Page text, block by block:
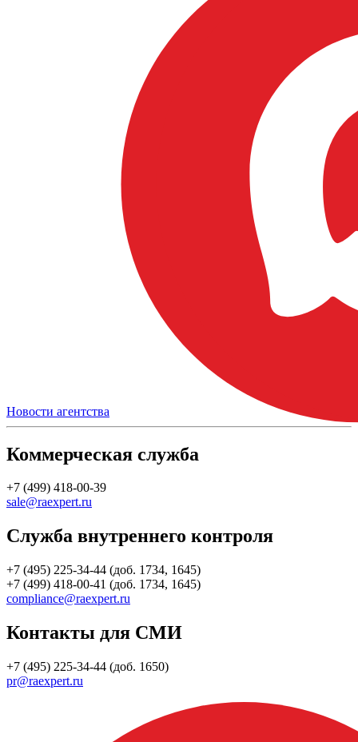
Новости агентства
Коммерческая служба
+7 (499) 418-00-39
sale@raexpert.ru
Служба внутреннего контроля
+7 (495) 225-34-44 (доб. 1734, 1645)
+7 (499) 418-00-41 (доб. 1734, 1645)
compliance@raexpert.ru
Контакты для СМИ
+7 (495) 225-34-44 (доб. 1650)
pr@raexpert.ru